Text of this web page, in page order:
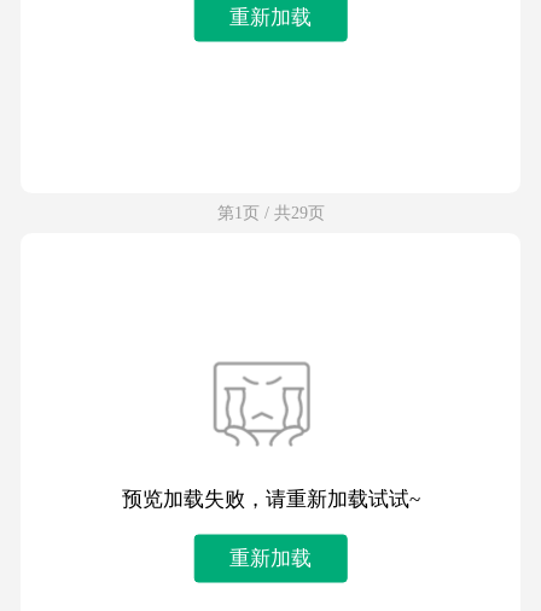
重新加载
第1页 / 共29页
预览加载失败，请重新加载试试~
重新加载